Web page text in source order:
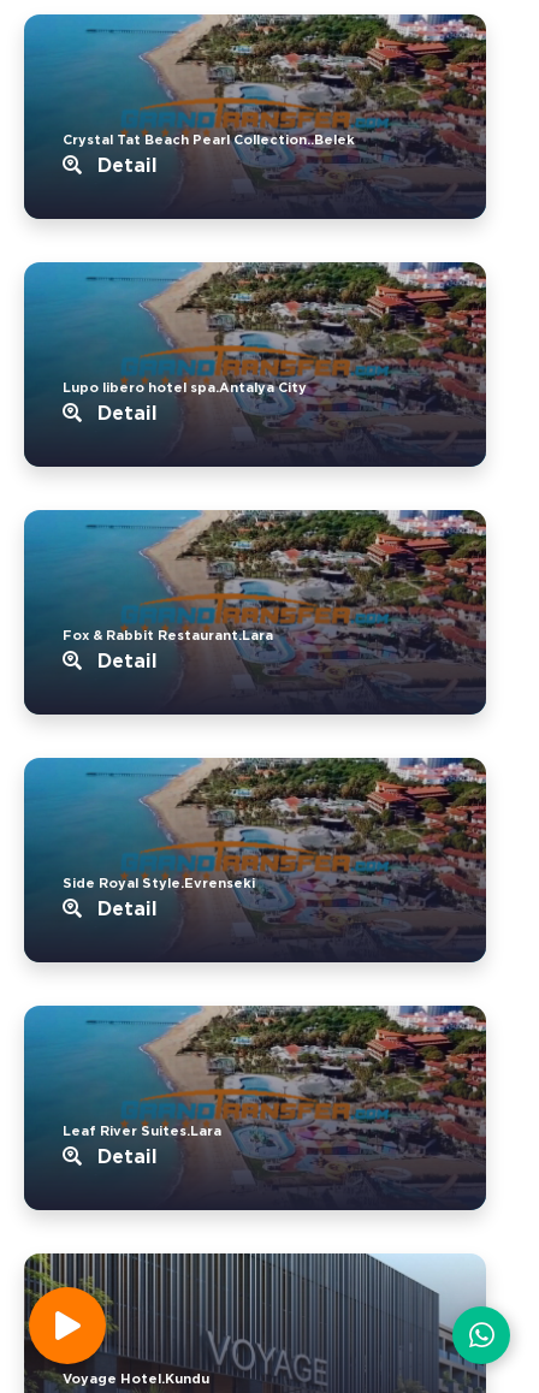
Crystal Tat Beach Pearl Collection..Belek
Detail
Lupo libero hotel spa.Antalya City
Detail
Fox & Rabbit Restaurant.Lara
Detail
Side Royal Style.Evrenseki
Detail
Leaf River Suites.Lara
Detail
Voyage Hotel.Kundu